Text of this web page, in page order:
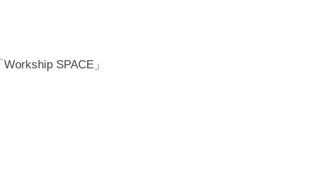
SPACE」